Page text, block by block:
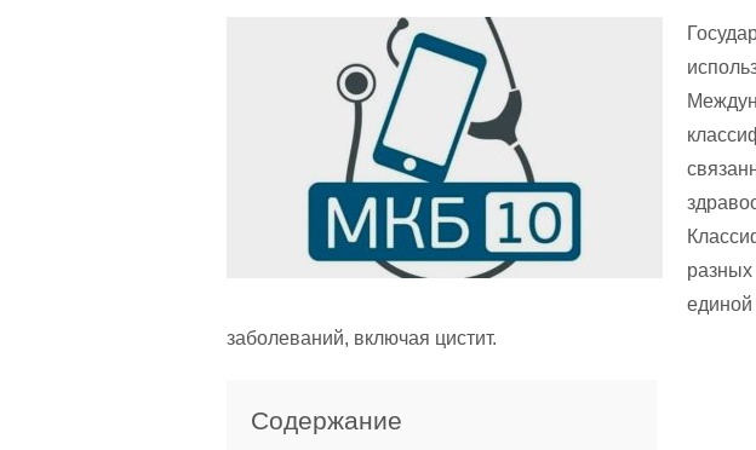
разных
единой
заболеваний, включая цистит.
Содержание